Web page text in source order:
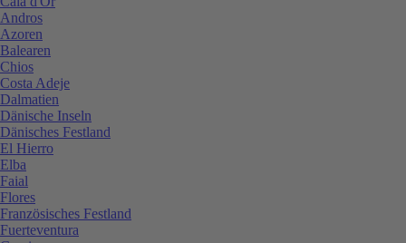
Andros
Azoren
Balearen
Chios
Costa Adeje
Dalmatien
Dänische Inseln
Dänisches Festland
El Hierro
Elba
Faial
Flores
Französisches Festland
Fuerteventura